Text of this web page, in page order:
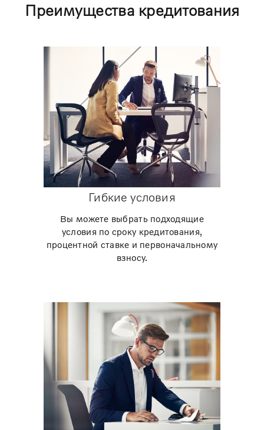
Преимущества кредитования
Гибкие условия
Вы можете выбрать подходящие
условия по сроку кредитования,
процентной ставке и первоначальному
взносу.